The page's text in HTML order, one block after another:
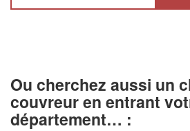
Ou cherchez aussi un
couvreur en entrant
département… :